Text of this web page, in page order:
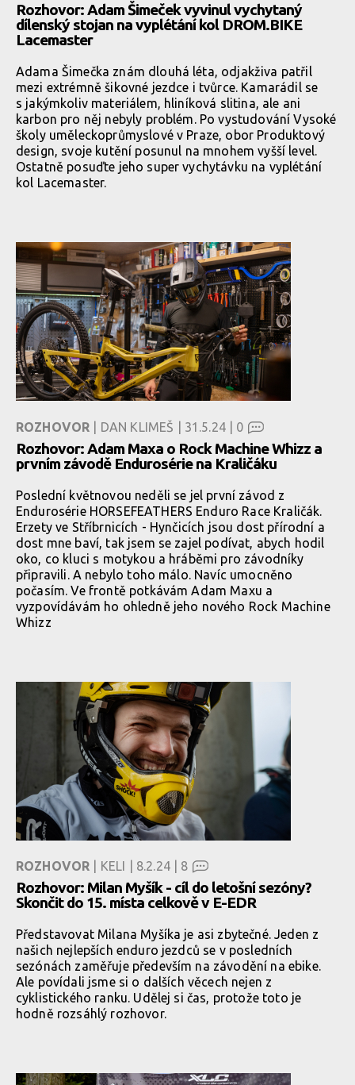
Rozhovor: Adam Šimeček vyvinul vychytaný
dílenský stojan na vyplétání kol DROM.BIKE
Lacemaster
Adama Šimečka znám dlouhá léta, odjakživa patřil
mezi extrémně šikovné jezdce i tvůrce. Kamarádil se
s jakýmkoliv materiálem, hliníková slitina, ale ani
karbon pro něj nebyly problém. Po vystudování Vysoké
školy uměleckoprůmyslové v Praze, obor Produktový
design, svoje kutění posunul na mnohem vyšší level.
Ostatně posuďte jeho super vychytávku na vyplétání
kol Lacemaster.
ROZHOVOR | DAN KLIMEŠ | 31.5.24 | 0
Rozhovor: Adam Maxa o Rock Machine Whizz a
prvním závodě Endurosérie na Kraličáku
Poslední květnovou neděli se jel první závod z
Endurosérie HORSEFEATHERS Enduro Race Kraličák.
Erzety ve Stříbrnicích - Hynčicích jsou dost přírodní a
dost mne baví, tak jsem se zajel podívat, abych hodil
oko, co kluci s motykou a hráběmi pro závodníky
připravili. A nebylo toho málo. Navíc umocněno
počasím. Ve frontě potkávám Adam Maxu a
vyzpovídávám ho ohledně jeho nového Rock Machine
Whizz
ROZHOVOR | KELI | 8.2.24 | 8
Rozhovor: Milan Myšík - cíl do letošní sezóny?
Skončit do 15. místa celkově v E-EDR
Představovat Milana Myšíka je asi zbytečné. Jeden z
našich nejlepších enduro jezdců se v posledních
sezónách zaměřuje především na závodění na ebike.
Ale povídali jsme si o dalších věcech nejen z
cyklistického ranku. Udělej si čas, protože toto je
hodně rozsáhlý rozhovor.